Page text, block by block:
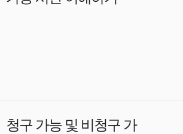
청구 가능 및 비청구 가